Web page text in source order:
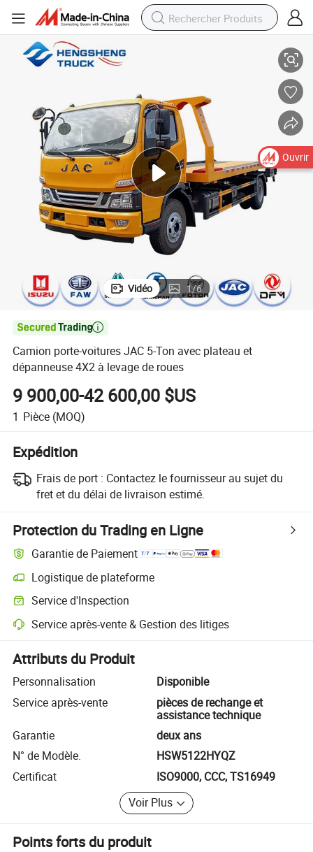
de roues
Camion porte-voitures JAC 5-Ton avec plateau et dépanneuse 4X2 à
Vidéo 1/6

Camion porte-voitures JAC 5-Ton avec plateau et
dépanneuse 4X2 à levage de roues
9 900,00-42 600,00 $US
1 Pièce (MOQ)
Expédition
Frais de port : Contactez le fournisseur au sujet du
fret et du délai de livraison estimé.
Protection du Trading en Ligne
Garantie de Paiement
Logistique de plateforme
Suivi d'expédition plus clair avec des logistiques prises en charge par
Service d'Inspection
Inspection préalable à l'expédition optionnelle pour des contrôles de
Service après-vente & Gestion des litiges
Résolution des litiges assistée par la plateforme, y compris les
Attributs du Produit
Personnalisation
Disponible
Service après-vente
pièces de rechange et
assistance technique
Garantie
deux ans
N° de Modèle.
HSW5122HYQZ
Certificat
ISO9000, CCC, TS16949
Voir Plus
Points forts du produit
Ouvrir